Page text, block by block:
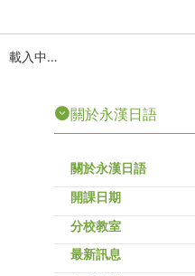
載入中…
關於永漢日語
關於永漢日語
開課日期
分校教室
最新訊息